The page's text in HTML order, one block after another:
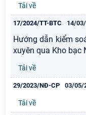
Tải về
17/2024/TT-BTC 14/
Hướng dẫn kiểm
xuyên qua Kho bạc
Tải về
29/2023/NĐ-CP 03/05/
Tải về